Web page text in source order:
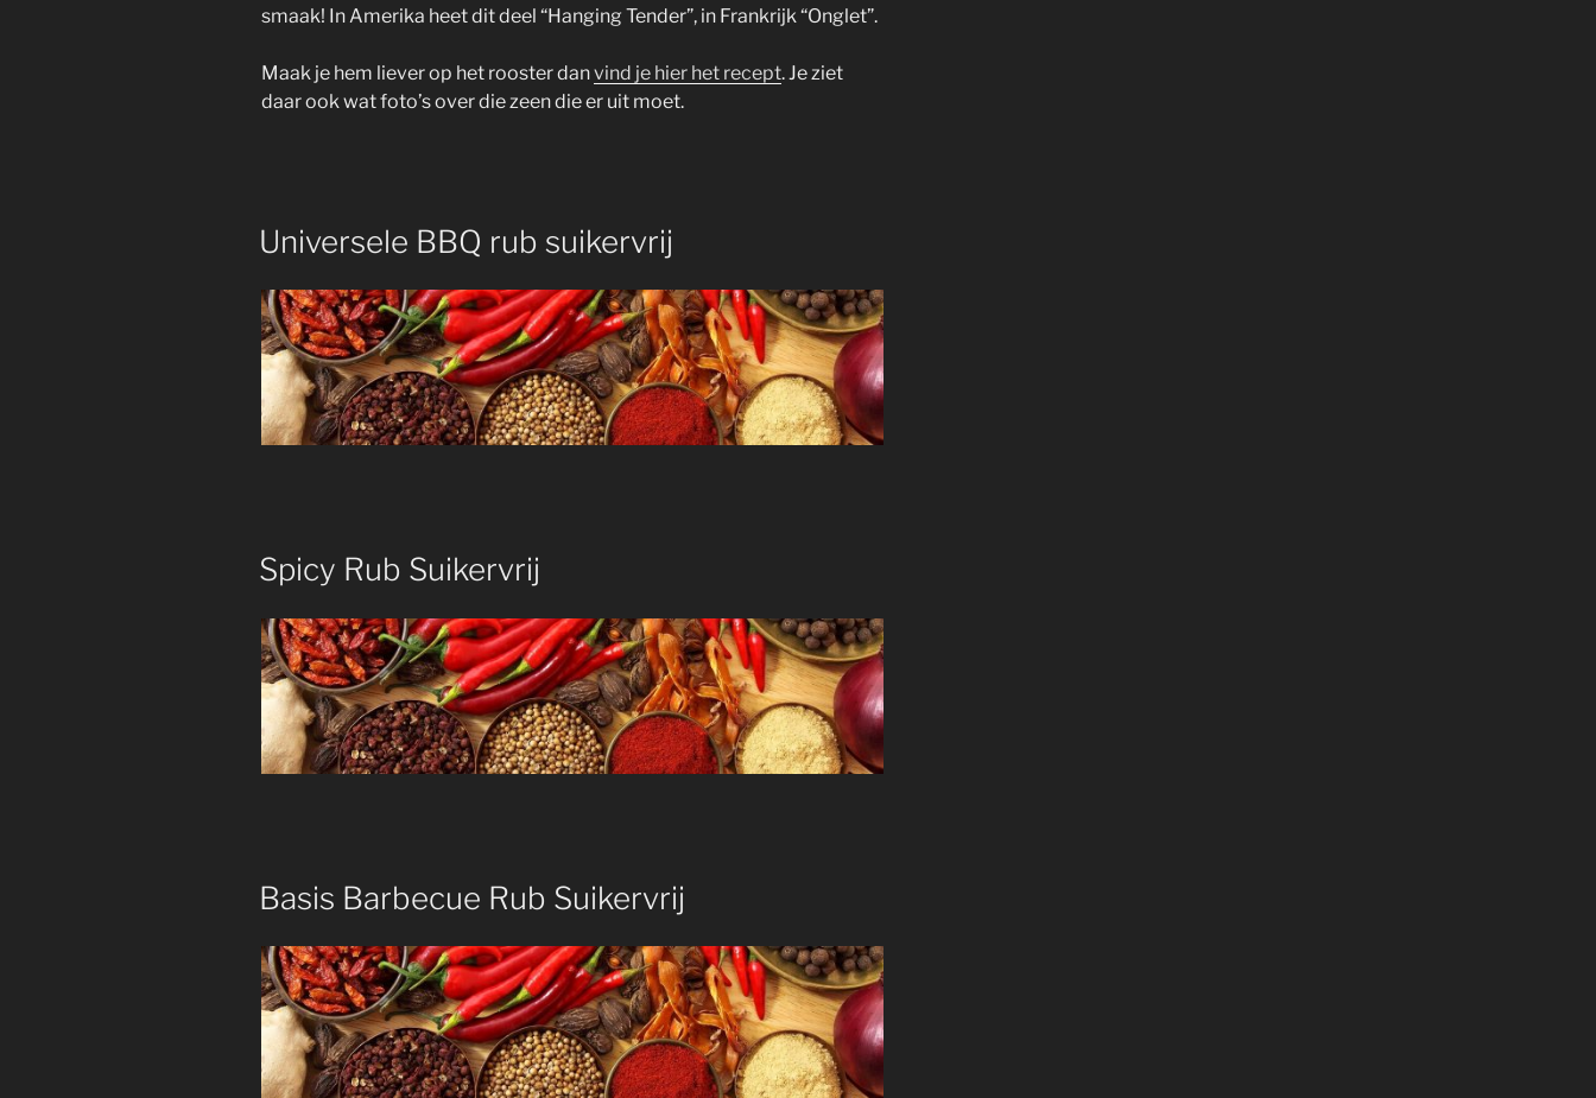
smaak! In Amerika heet dit deel “Hanging Tender”, in Frankrijk “Onglet”.
Maak je hem liever op het rooster danvind je hier het recept. Je ziet
daar ook wat foto’s over die zeen die er uit moet.
Universele BBQ rub suikervrij
Spicy Rub Suikervrij
Basis Barbecue Rub Suikervrij